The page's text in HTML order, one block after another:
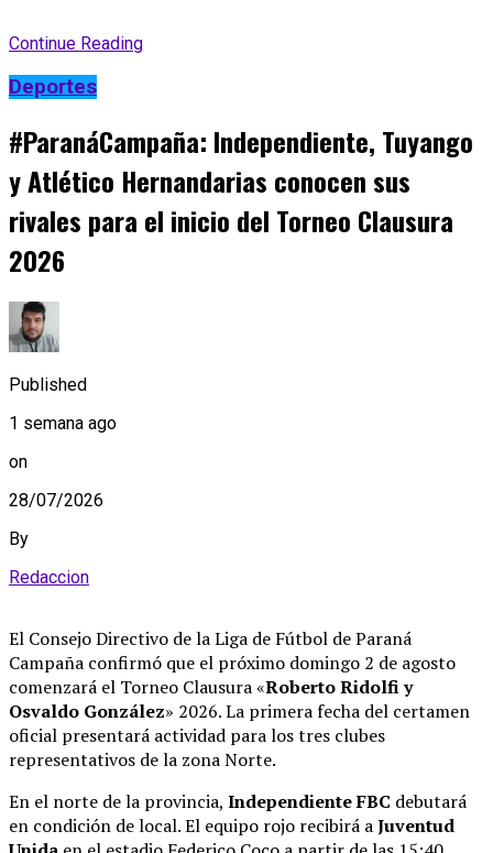
Continue Reading
Deportes
#ParanáCampaña: Independiente, Tuyango
y Atlético Hernandarias conocen sus
rivales para el inicio del Torneo Clausura
2026
Published
1 semana ago
on
28/07/2026
By
Redaccion
El Consejo Directivo de la Liga de Fútbol de Paraná
Campaña confirmó que el próximo domingo 2 de agosto
comenzará el Torneo Clausura «Roberto Ridolfi y
Osvaldo González» 2026. La primera fecha del certamen
oficial presentará actividad para los tres clubes
representativos de la zona Norte.
En el norte de la provincia, Independiente FBC debutará
en condición de local. El equipo rojo recibirá aJuventud